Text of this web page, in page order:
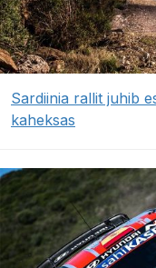
Sardiinia rallit juhib
kaheksas